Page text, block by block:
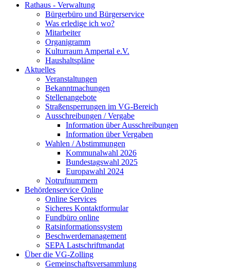
Rathaus - Verwaltung
Bürgerbüro und Bürgerservice
Was erledige ich wo?
Mitarbeiter
Organigramm
Kulturraum Ampertal e.V.
Haushaltspläne
Aktuelles
Veranstaltungen
Bekanntmachungen
Stellenangebote
Straßensperrungen im VG-Bereich
Ausschreibungen / Vergabe
Information über Ausschreibungen
Information über Vergaben
Wahlen / Abstimmungen
Kommunalwahl 2026
Bundestagswahl 2025
Europawahl 2024
Notrufnummern
Behördenservice Online
Online Services
Sicheres Kontaktformular
Fundbüro online
Ratsinformationssystem
Beschwerdemanagement
SEPA Lastschriftmandat
Über die VG-Zolling
Gemeinschaftsversammlung